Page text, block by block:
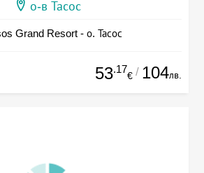
о-в Тасос
Grand Resort - о. Тасос
53.17
€ / 104лв.